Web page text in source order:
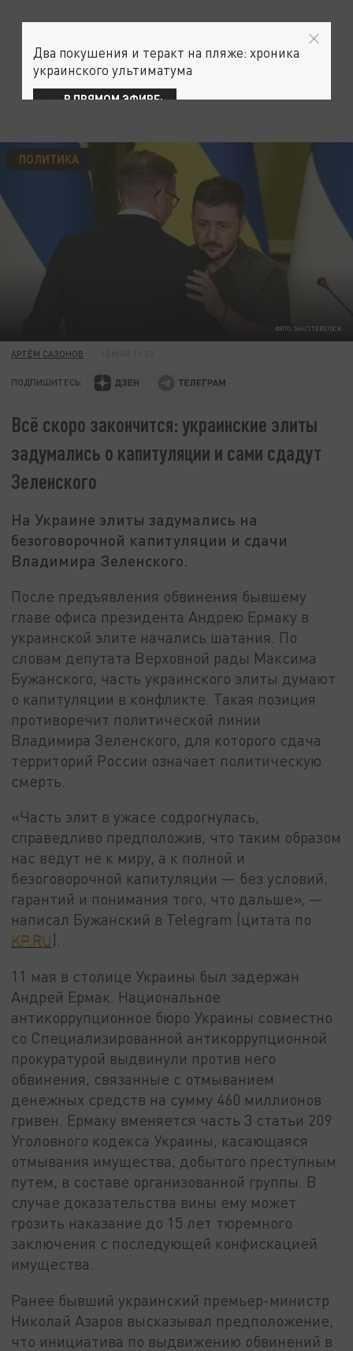
ФОТО: SHUTTERSTOCK
ПОЛИТИКА
АРТЁМ САЗОНОВ
ПОДПИШИТЕСЬ:
Всё скоро закончится: украинские элиты
задумались о капитуляции и сами сдадут
Зеленского
На Украине элиты задумались на
безоговорочной капитуляции и сдачи
Владимира Зеленского.
После предъявления обвинения бывшему
главе офиса президента Андрею Ермаку в
украинской элите начались шатания. По
словам депутата Верховной рады Максима
Бужанского, часть украинского элиты думают
о капитуляции в конфликте. Такая позиция
противоречит политической линии
Владимира Зеленского, для которого сдача
территорий России означает политическую
смерть.
«Часть элит в ужасе содрогнулась,
справедливо предположив, что таким образом
нас ведут не к миру, а к полной и
безоговорочной капитуляции — без условий,
гарантий и понимания того, что дальше», —
написал Бужанский в Telegram (цитата по
KP.RU).
11 мая в столице Украины был задержан
Андрей Ермак. Национальное
антикоррупционное бюро Украины совместно
со Специализированной антикоррупционной
прокуратурой выдвинули против него
обвинения, связанные с отмыванием
денежных средств на сумму 460 миллионов
гривен. Ермаку вменяется часть 3 статьи 209
Уголовного кодекса Украины, касающаяся
отмывания имущества, добытого преступным
путем, в составе организованной группы. В
случае доказательства вины ему может
грозить наказание до 15 лет тюремного
заключения с последующей конфискацией
имущества.
Ранее бывший украинский премьер-министр
Николай Азаров высказывал предположение,
что инициатива по выдвижению обвинений в
Два покушения и теракт на пляже: хроника
украинского ультиматума
В ПРЯМОМ ЭФИРЕ: